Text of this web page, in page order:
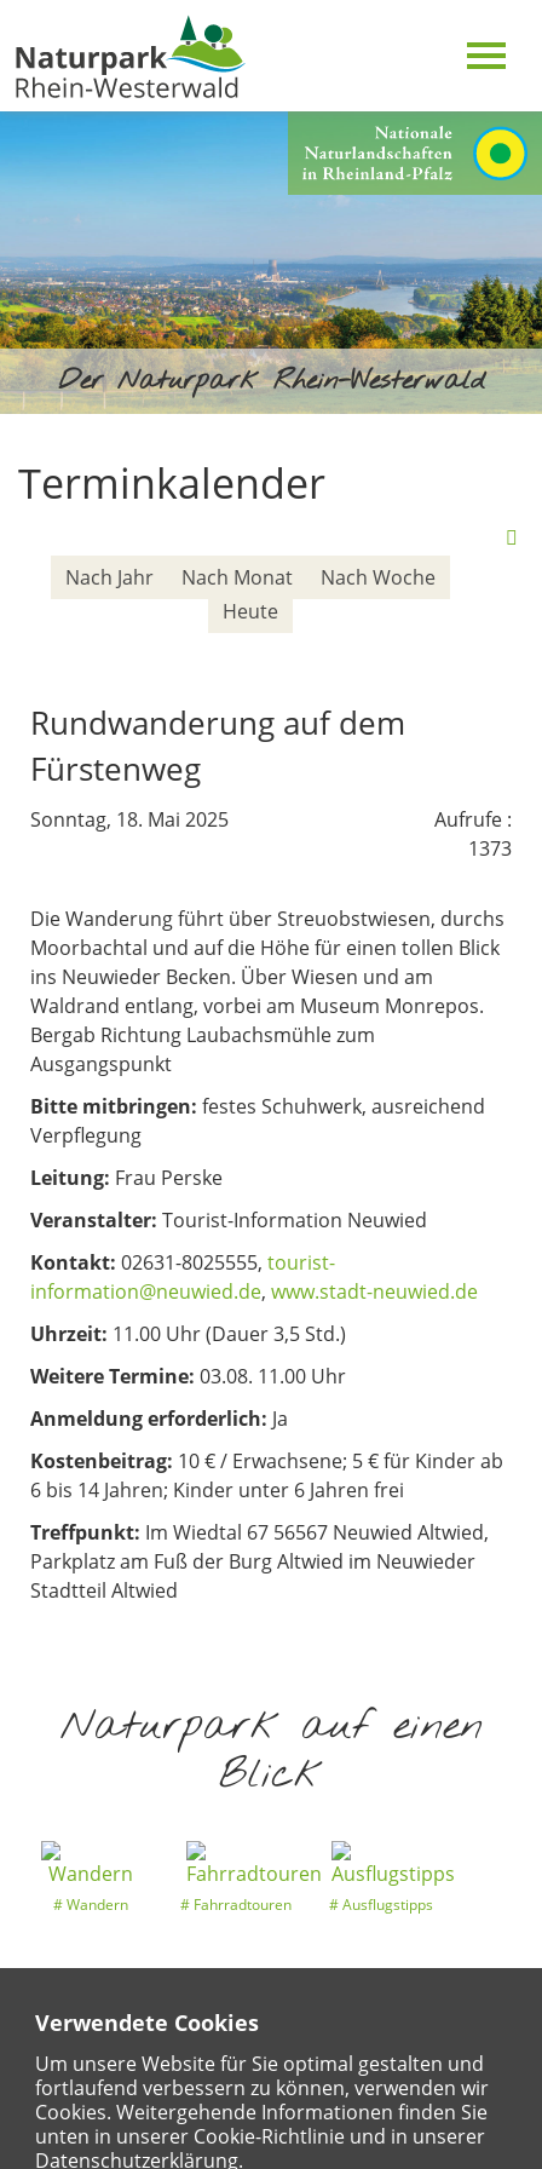
Verwendete Cookies
Um unsere Website für Sie optimal gestalten und
fortlaufend verbessern zu können, verwenden wir
Cookies. Weitergehende Informationen finden Sie
unten in unserer Cookie-Richtlinie und in unserer
Datenschutzerklärung.
Der Naturpark Rhein-Westerwald
Terminkalender
Nach Jahr Nach Monat
Nach Woche
Heute
Rundwanderung auf dem
Fürstenweg
Sonntag, 18. Mai 2025 Aufrufe :
1373
Die Wanderung führt über Streuobstwiesen, durchs
Moorbachtal und auf die Höhe für einen tollen Blick
ins Neuwieder Becken. Über Wiesen und am
Waldrand entlang, vorbei am Museum Monrepos.
Bergab Richtung Laubachsmühle zum
Ausgangspunkt
Bitte mitbringen: festes Schuhwerk, ausreichend
Verpflegung
Leitung: Frau Perske
Veranstalter: Tourist-Information Neuwied
Kontakt: 02631-8025555, tourist-
information@neuwied.de, www.stadt-neuwied.de
Uhrzeit: 11.00 Uhr (Dauer 3,5 Std.)
Weitere Termine: 03.08. 11.00 Uhr
Anmeldung erforderlich: Ja
Kostenbeitrag: 10 € / Erwachsene; 5 € für Kinder ab
6 bis 14 Jahren; Kinder unter 6 Jahren frei
Treffpunkt: Im Wiedtal 67 56567 Neuwied Altwied,
Parkplatz am Fuß der Burg Altwied im Neuwieder
Stadtteil Altwied
Naturpark auf einen
Blick
Wandern Fahrradtouren Ausflugstipps
Entdeckertouren Ansichten
Regional
Karte